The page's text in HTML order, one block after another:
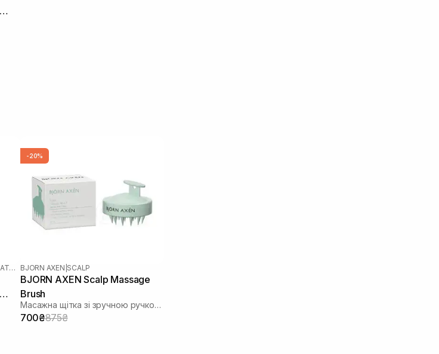
THE SCALP EXFOLIATOR AND MASSAGER
-20%
BJORN AXEN SCALP
BJORN AXEN Scalp Massage
Brush
Масажна щітка зі зручною ручкою і м’якими силіконовими шипами
700₴875₴